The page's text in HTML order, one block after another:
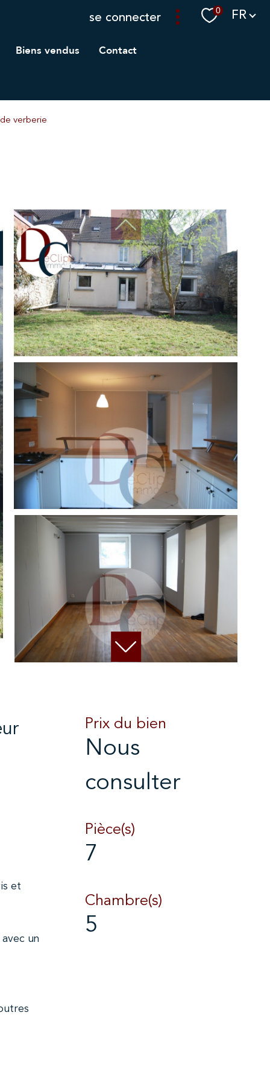
se connecter 0 Langue
FR
biens vendus contact
verberie
et
un
Prix du bien
Nous
consulter
Pièce(s)
7
Chambre(s)
5